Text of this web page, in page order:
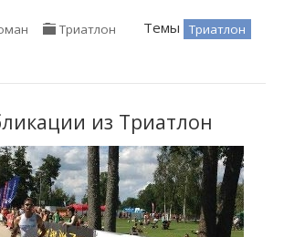
Триатлон Темы
Триатлон
из Триатлон